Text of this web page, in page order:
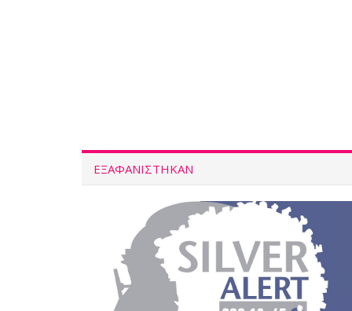
ΕΞΑΦΑΝΙΣΤΗΚΑΝ